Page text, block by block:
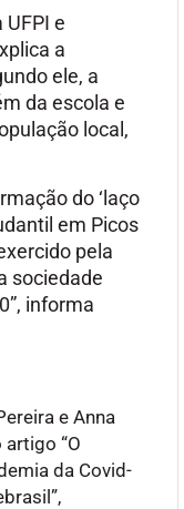
e
a
ele, a
da escola e
local,
do ‘laço
em Picos
pela
sociedade
informa
e Anna
“O
da Covid-